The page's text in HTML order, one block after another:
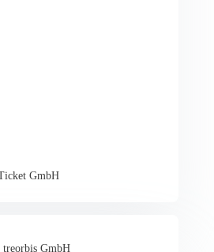
GmbH